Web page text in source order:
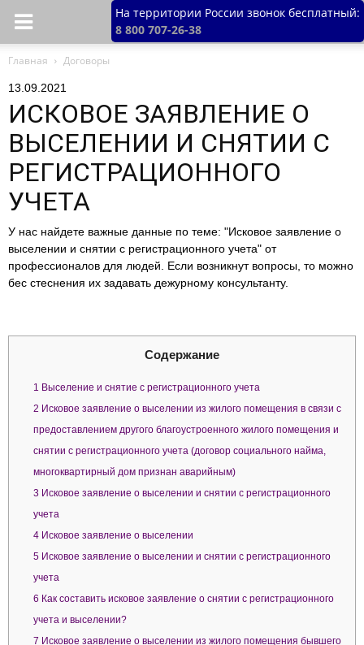
На территории России звонок бесплатный:
8 800 707-26-38
Главная Договоры
13.09.2021
ИСКОВОЕ ЗАЯВЛЕНИЕ О
ВЫСЕЛЕНИИ И СНЯТИИ С
РЕГИСТРАЦИОННОГО
УЧЕТА
У нас найдете важные данные по теме: "Исковое заявление о
выселении и снятии с регистрационного учета" от
профессионалов для людей. Если возникнут вопросы, то можно
бес стеснения их задавать дежурному консультанту.
Содержание
1 Выселение и снятие с регистрационного учета
2 Исковое заявление о выселении из жилого помещения в связи с
предоставлением другого благоустроенного жилого помещения и
снятии с регистрационного учета (договор социального найма,
многоквартирный дом признан аварийным)
3 Исковое заявление о выселении и снятии с регистрационного
учета
4 Исковое заявление о выселении
5 Исковое заявление о выселении и снятии с регистрационного
учета
6 Как составить исковое заявление о снятии с регистрационного
учета и выселении?
7 Исковое заявление о выселении из жилого помещения бывшего